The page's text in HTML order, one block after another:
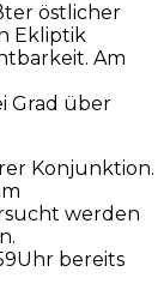
östlicher
Ekliptik
Am
Grad über
Konjunktion.
werden
bereits